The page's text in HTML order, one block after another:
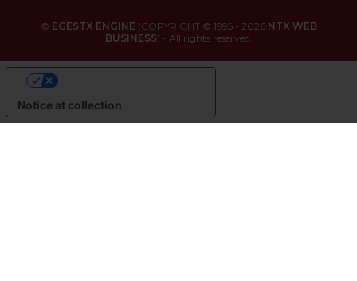
© EGESTX ENGINE (COPYRIGHT © 1995 - 2026 NTX WEB
BUSINESS) - All rights reserved.
Notice at collection